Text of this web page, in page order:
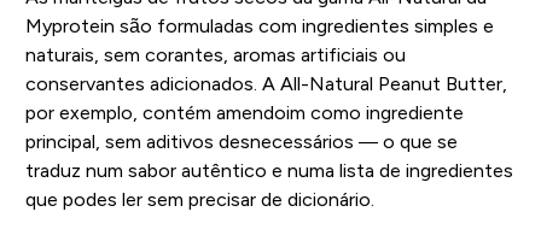
Myprotein são formuladas com ingredientes simples e
naturais, sem corantes, aromas artificiais ou
conservantes adicionados. A All-Natural Peanut Butter,
por exemplo, contém amendoim como ingrediente
principal, sem aditivos desnecessários — o que se
traduz num sabor autêntico e numa lista de ingredientes
que podes ler sem precisar de dicionário.